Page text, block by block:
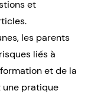
et
les parents
liés à
et de la
une pratique